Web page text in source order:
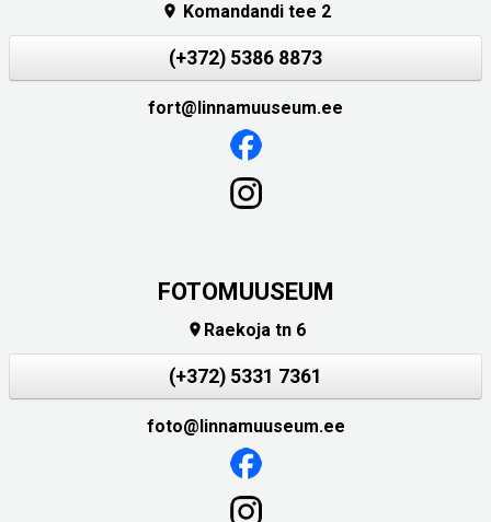
 Komandandi tee 2
(+372) 5386 8873
fort@linnamuuseum.ee
FOTOMUUSEUM
 Raekoja tn 6
(+372) 5331 7361
foto@linnamuuseum.ee